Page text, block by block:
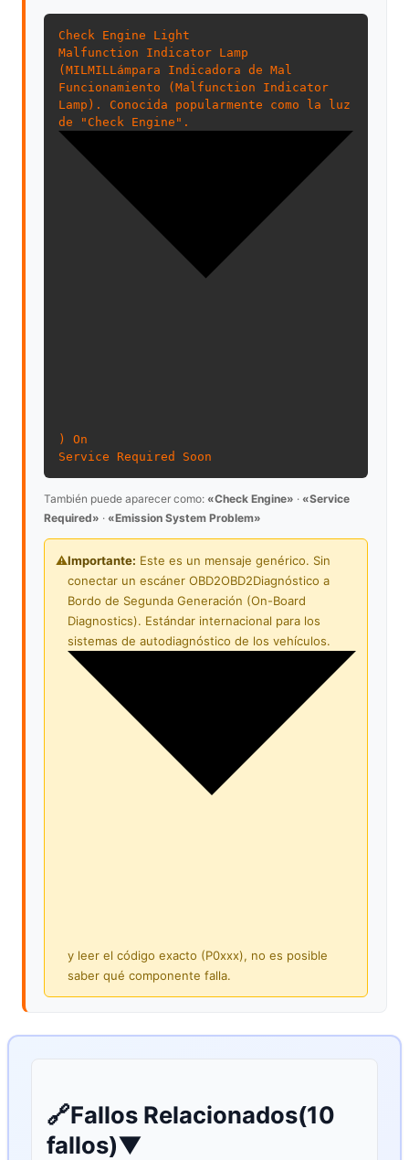
Check Engine Light
Malfunction Indicator Lamp
( MIL MIL Lámpara Indicadora de Mal
Funcionamiento (Malfunction Indicator
Lamp). Conocida popularmente como la luz
de "Check Engine".
) On
Service Required Soon
También puede aparecer como: «Check Engine» · «Service
Required» · «Emission System Problem»
⚠️Importante: Este es un mensaje genérico. Sin
conectar un escáner OBD2OBD2Diagnóstico a
Bordo de Segunda Generación (On-Board
Diagnostics). Estándar internacional para los
sistemas de autodiagnóstico de los vehículos.
y leer el código exacto (P0xxx), no es posible
saber qué componente falla.
🔗Fallos Relacionados(10
fallos)▼